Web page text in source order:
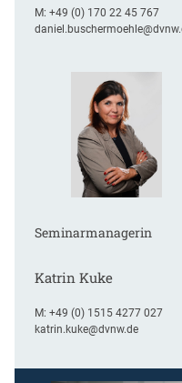
M:+49 (0) 170 22 45 767
Seminarmanagerin
Katrin Kuke
M:+49 (0) 1515 4277 027
katrin.kuke@dvnw.de